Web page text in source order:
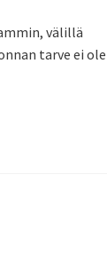
välillä
tarve ei ole